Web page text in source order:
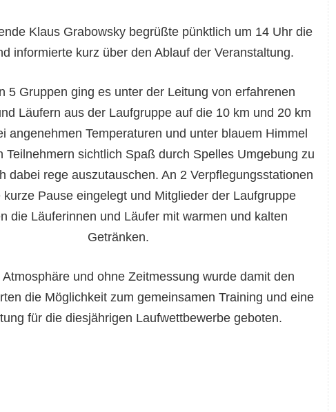
Klaus Grabowsky begrüßte pünktlich um 14 Uhr die
informierte kurz über den Ablauf der Veranstaltung.
5 Gruppen ging es unter der Leitung von erfahrenen
Läufern aus der Laufgruppe auf die 10 km und 20 km
angenehmen Temperaturen und unter blauem Himmel
Teilnehmern sichtlich Spaß durch Spelles Umgebung zu
dabei rege auszutauschen. An 2 Verpflegungsstationen
kurze Pause eingelegt und Mitglieder der Laufgruppe
die Läuferinnen und Läufer mit warmen und kalten
Getränken.
Atmosphäre und ohne Zeitmessung wurde damit den
die Möglichkeit zum gemeinsamen Training und eine
für die diesjährigen Laufwettbewerbe geboten.